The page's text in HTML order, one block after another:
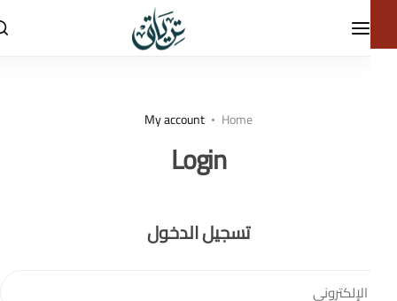
Home
My account
Login
تسجيل الدخول
الإلكتروني